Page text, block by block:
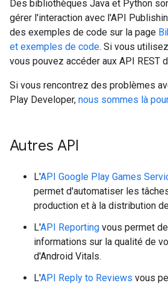
Des bibliothèques Java et Python
gérer l'interaction avec l'API
des exemples de code sur la page
et exemples de code. Si vous
vous pouvez accéder aux API REST
Si vous rencontrez des problèmes
Play Developer, nous sommes là
Autres API
L'API Google Play Games
permet d'automatiser les
production et à la distribution
L'API Reporting vous permet
informations sur la qualité de
d'Android Vitals.
L'API Reply to Reviews vous